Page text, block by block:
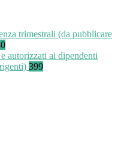
trimestrali (da pubblicare
autorizzati ai dipendenti
399